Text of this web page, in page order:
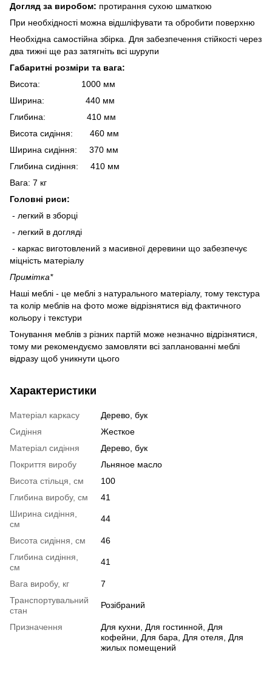
Догляд за виробом: протирання сухою шматкою
При необхідності можна відшліфувати та обробити поверхню
Необхідна самостійна збірка. Для забезпечення стійкості через
два тижні ще раз затягніть всі шурупи
Габаритні розміри та вага:
Висота: 1000 мм
Ширина: 440 мм
Глибина: 410 мм
Висота сидіння: 460 мм
Ширина сидіння: 370 мм
Глибина сидіння: 410 мм
Вага: 7 кг
Головні риси:
- легкий в зборці
- легкий в догляді
- каркас виготовлений з масивної деревини що забезпечує
міцність матеріалу
Примітка*
Наші меблі - це меблі з натурального матеріалу, тому текстура
та колір меблів на фото може відрізнятися від фактичного
кольору і текстури
Тонування меблів з різних партій може незначно відрізнятися,
тому ми рекомендуємо замовляти всі запланованні меблі
відразу щоб уникнути цього
Характеристики
Матеріал каркасу
Дерево, бук
Сидіння
Жесткое
Матеріал сидіння
Дерево, бук
Покриття виробу
Льняное масло
Висота стільця, см
100
Глибина виробу, см
41
Ширина сидіння,
см
44
Висота сидіння, см
46
Глибина сидіння,
см
41
Вага виробу, кг
7
Транспортувальний
стан
Розібраний
Призначення
Для кухни, Для гостинной, Для
кофейни, Для бара, Для отеля, Для
жилых помещений